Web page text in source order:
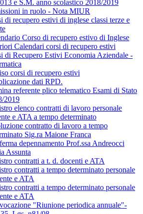
e S.M. anno scolastico 2018/2019
in ruolo - Nota MIUR
di recupero estivi di inglese classi terze e
Corso di recupero estivo di Inglese
Calendari corsi di recupero estivi
di Recupero Estivi Economia Aziendale -
corsi di recupero estivi
dati RPD.
referente plico telematico Esami di Stato
2019
elenco contratti di lavoro personale
e ATA a tempo determinato
contratto di lavoro a tempo
Sig.ra Maione Franca
depennamento Prof.ssa Andreocci
Assunta
contratti a t. d. docenti e ATA
contratti a tempo determinato personale
e ATA
contratti a tempo determinato personale
e ATA
"Riunione periodica annuale"-